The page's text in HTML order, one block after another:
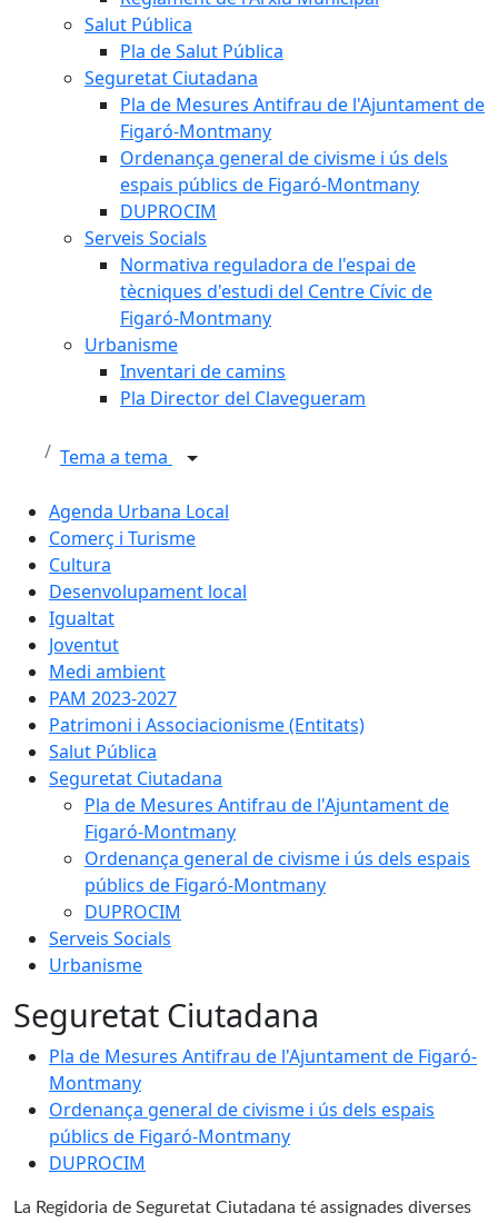
Salut Pública
Pla de Salut Pública
Seguretat Ciutadana
Pla de Mesures Antifrau de l'Ajuntament de
Figaró-Montmany
Ordenança general de civisme i ús dels
espais públics de Figaró-Montmany
DUPROCIM
Serveis Socials
Normativa reguladora de l'espai de
tècniques d'estudi del Centre Cívic de
Figaró-Montmany
Urbanisme
Inventari de camins
Pla Director del Clavegueram
Tema a tema
Agenda Urbana Local
Comerç i Turisme
Cultura
Desenvolupament local
Igualtat
Joventut
Medi ambient
PAM 2023-2027
Patrimoni i Associacionisme (Entitats)
Salut Pública
Seguretat Ciutadana
Pla de Mesures Antifrau de l'Ajuntament de
Figaró-Montmany
Ordenança general de civisme i ús dels espais
públics de Figaró-Montmany
DUPROCIM
Serveis Socials
Urbanisme
Seguretat Ciutadana
Pla de Mesures Antifrau de l'Ajuntament de Figaró-
Montmany
Ordenança general de civisme i ús dels espais
públics de Figaró-Montmany
DUPROCIM
La Regidoria de Seguretat Ciutadana té assignades diverses